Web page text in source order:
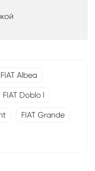
FIAT Albea
FIAT Doblo l
FIAT Grande